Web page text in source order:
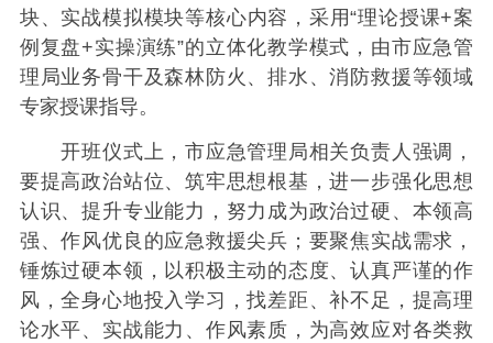
块、实战模拟模块等核心内容，采用“理论授课+案
例复盘+实操演练”的立体化教学模式，由市应急管
理局业务骨干及森林防火、排水、消防救援等领域
专家授课指导。
开班仪式上，市应急管理局相关负责人强调，
要提高政治站位、筑牢思想根基，进一步强化思想
认识、提升专业能力，努力成为政治过硬、本领高
强、作风优良的应急救援尖兵；要聚焦实战需求，
锤炼过硬本领，以积极主动的态度、认真严谨的作
风，全身心地投入学习，找差距、补不足，提高理
论水平、实战能力、作风素质，为高效应对各类救